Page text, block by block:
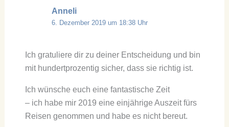
Anneli
6. Dezember 2019 um 18:38 Uhr
Ich gratuliere dir zu deiner Entscheidung und bin
mit hundertprozentig sicher, dass sie richtig ist.
Ich wünsche euch eine fantastische Zeit
– ich habe mir 2019 eine einjährige Auszeit fürs
Reisen genommen und habe es nicht bereut.